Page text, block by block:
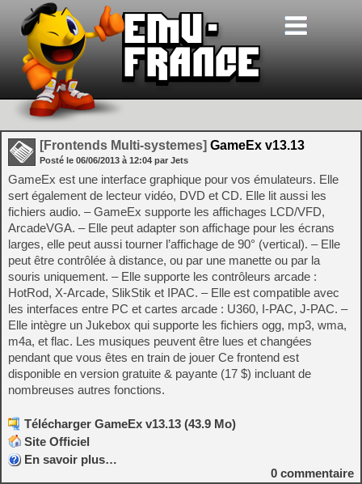
[Frontends Multi-systemes] GameEx v13.13
Posté le 06/06/2013 à 12:04 par Jets
GameEx est une interface graphique pour vos émulateurs. Elle
sert également de lecteur vidéo, DVD et CD. Elle lit aussi les
fichiers audio. – GameEx supporte les affichages LCD/VFD,
ArcadeVGA. – Elle peut adapter son affichage pour les écrans
larges, elle peut aussi tourner l’affichage de 90° (vertical). – Elle
peut être contrôlée à distance, ou par une manette ou par la
souris uniquement. – Elle supporte les contrôleurs arcade :
HotRod, X-Arcade, SlikStik et IPAC. – Elle est compatible avec
les interfaces entre PC et cartes arcade : U360, I-PAC, J-PAC. –
Elle intègre un Jukebox qui supporte les fichiers ogg, mp3, wma,
m4a, et flac. Les musiques peuvent être lues et changées
pendant que vous êtes en train de jouer Ce frontend est
disponible en version gratuite & payante (17 $) incluant de
nombreuses autres fonctions.
Télécharger GameEx v13.13 (43.9 Mo)
Site Officiel
En savoir plus…
0 commentaire